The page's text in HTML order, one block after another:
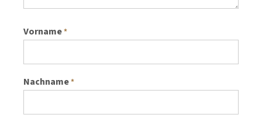
Vorname*
Nachname*